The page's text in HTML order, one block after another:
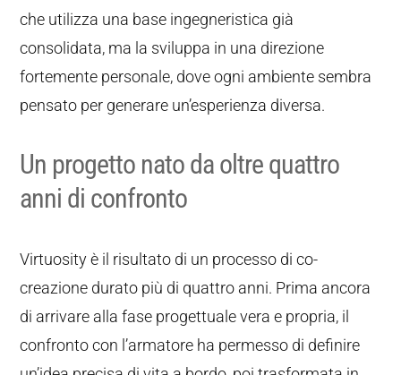
che utilizza una base ingegneristica già
consolidata, ma la sviluppa in una direzione
fortemente personale, dove ogni ambiente sembra
pensato per generare un’esperienza diversa.
Un progetto nato da oltre quattro
anni di confronto
Virtuosity è il risultato di un processo di co-
creazione durato più di quattro anni. Prima ancora
di arrivare alla fase progettuale vera e propria, il
confronto con l’armatore ha permesso di definire